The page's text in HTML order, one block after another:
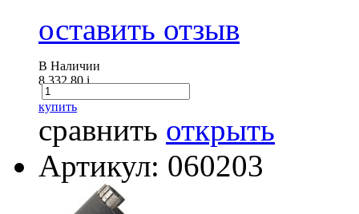
оставить отзыв
В Наличии
8 332.80i
купить
сравнить открыть
Артикул: 060203